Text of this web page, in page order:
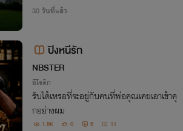
30 วันที่แล้ว
ปิงหนีรัก
NBSTER
อีโรติก
รับได้เหรอที่จะอยู่กับคนที่พ่อคุณเคยเอาเข้าคุ
กอย่างผม
1.5K 0 5 11